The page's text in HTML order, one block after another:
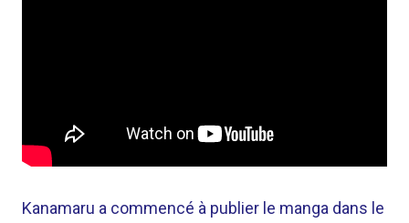
Kanamaru a commencé à publier le manga dans le